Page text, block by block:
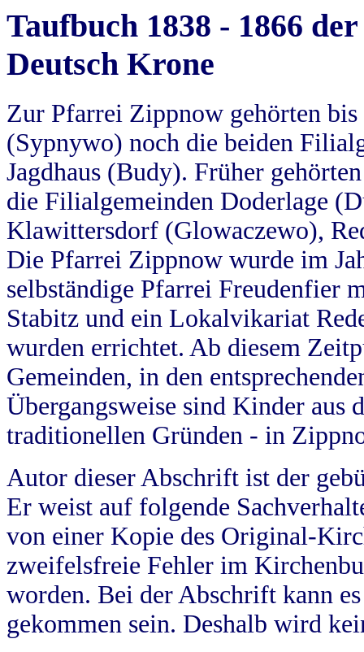
Taufbuch 1838 - 1866
Deutsch Krone
Zur Pfarrei Zippnow gehörten
(Sypnywo) noch die beiden
Jagdhaus (Budy). Früher
die Filialgemeinden Doderlage
Klawittersdorf (Glowaczewo),
Die Pfarrei Zippnow wurde im
selbständige Pfarrei Freudenfier
Stabitz und ein Lokalvikariat
wurden errichtet. Ab diesem
Gemeinden, in den
Übergangsweise sind Kinder aus
traditionellen Gründen - in
Autor dieser Abschrift ist der
Er weist auf folgende
von einer Kopie des Original-
zweifelsfreie Fehler im
worden. Bei der Abschrift kann
gekommen sein. Deshalb wird